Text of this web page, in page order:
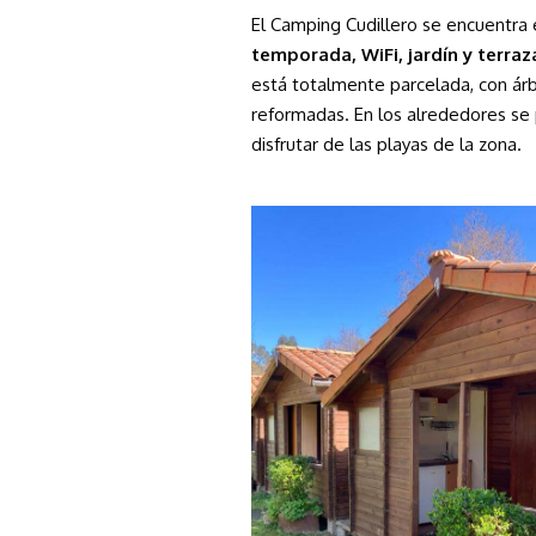
El Camping Cudillero se
temporada, WiFi, jardín y
está totalmente parcelada, con
reformadas. En los alrededores
disfrutar de las playas de la zona.